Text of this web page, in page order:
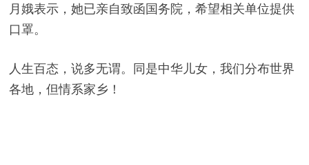
月娥表示，她已亲自致函国务院，希望相关单位提供
口罩。
人生百态，说多无谓。同是中华儿女，我们分布世界
各地，但情系家乡！